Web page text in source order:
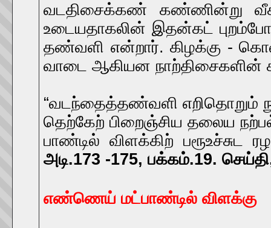
வடதிசைக்கண் கண்ணின்று
உடையதாகலின் இதன்கட்
தண்வளி என்றார். கிழக்கு -
வாடை ஆகியன நாற்திசைகளின்
“வடந்தைத்தண்வளி எறிதொறும்
தெற்கேற் பிறைஞ்சிய தலைய
பாண்டில் விளக்கிற் பரூஉச்சுட
அடி.173 -175, பக்கம்.19.
எண்ணெய் மட்பாண்டில் விளக்கு